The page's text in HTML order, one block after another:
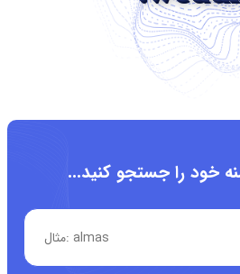
خود را جستجو کنید...